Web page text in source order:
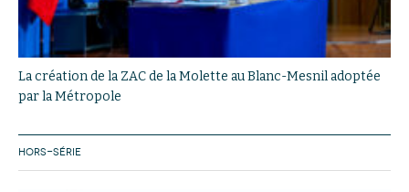
La création de la ZAC de la Molette au Blanc-Mesnil adoptée
par la Métropole
HORS-SÉRIE